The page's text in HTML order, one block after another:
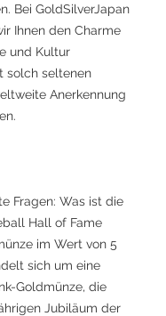
Bei GoldSilverJapan
Ihnen den Charme
und Kultur
solch seltenen
Anerkennung
Fragen: Was ist die
Hall of Fame
im Wert von 5
sich um eine
Goldmünze, die
Jubiläum der